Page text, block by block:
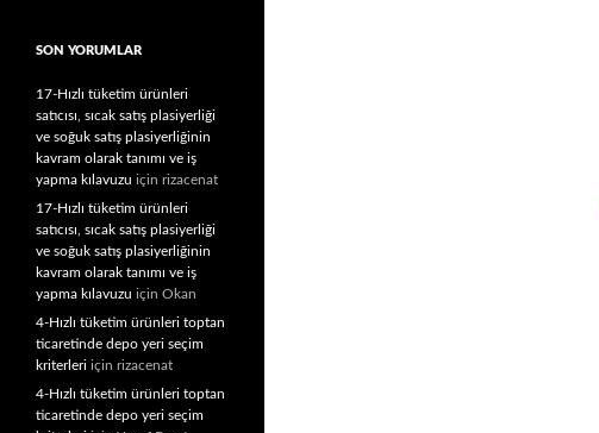
SON YORUMLAR
17-Hızlı tüketim ürünleri
satıcısı, sıcak satış plasiyerliği
ve soğuk satış plasiyerliğinin
kavram olarak tanımı ve iş
yapma kılavuzu için rizacenat
17-Hızlı tüketim ürünleri
satıcısı, sıcak satış plasiyerliği
ve soğuk satış plasiyerliğinin
kavram olarak tanımı ve iş
yapma kılavuzu için Okan
4-Hızlı tüketim ürünleri toptan
ticaretinde depo yeri seçim
kriterleri için rizacenat
4-Hızlı tüketim ürünleri toptan
ticaretinde depo yeri seçim